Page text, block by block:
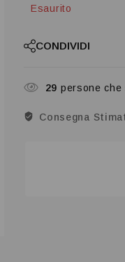
Esaurito
CONDIVIDI
29 persone
Consegna